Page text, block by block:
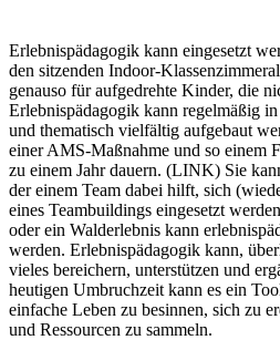
Erlebnispädagogik kann eingesetzt
den sitzenden Indoor-
genauso für aufgedrehte Kinder, die
Erlebnispädagogik kann regelmäßig
und thematisch vielfältig aufgebaut
einer AMS-Maßnahme und so einem
zu einem Jahr dauern. (LINK) Sie
der einem Team dabei hilft, sich
eines Teambuildings eingesetzt
oder ein Walderlebnis kann
werden. Erlebnispädagogik kann,
vieles bereichern, unterstützen und
heutigen Umbruchzeit kann es ein
einfache Leben zu besinnen, sich zu
und Ressourcen zu sammeln.